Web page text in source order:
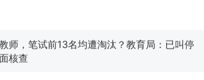
师，笔试前13名均遭淘汰？教育局：已叫停
核查